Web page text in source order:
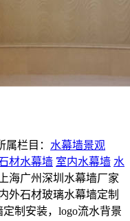
栏目： 水幕墙景观
材水幕墙 室内水幕墙 水
广州深圳水幕墙厂家
外石材玻璃水幕墙定制
制安装，logo流水背景